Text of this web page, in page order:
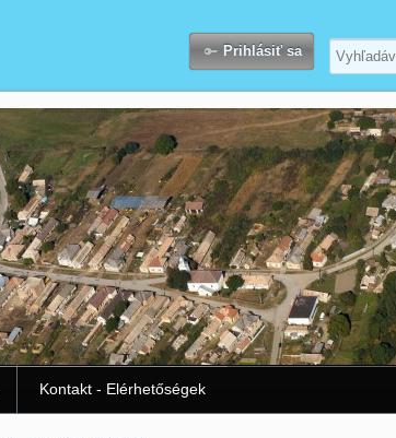
Prihlásiť sa
Kontakt - Elérhetőségek